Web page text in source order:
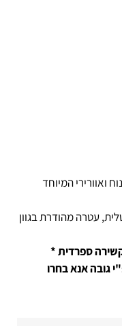
100%בד תשבץ נוח ואוורירי המיוחד
עטרה מהודרת בגוון
ספרדית *
גובה אנא בחרו